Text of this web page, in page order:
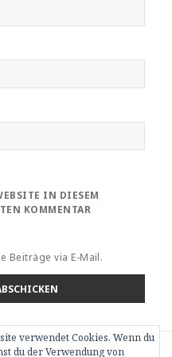
IN DIESEM
KOMMENTAR
Beiträge via E-Mail.
verwendet Cookies. Wenn du
du der Verwendung von